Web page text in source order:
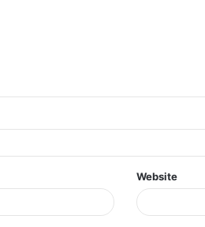
Website